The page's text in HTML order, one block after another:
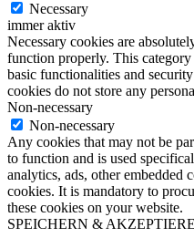
Necessary
immer aktiv
Necessary cookies are
function properly. This
basic functionalities and
cookies do not store any
Non-necessary
Non-necessary
Any cookies that may not be
to function and is used
analytics, ads, other embedded
cookies. It is mandatory to
these cookies on your website.
SPEICHERN &